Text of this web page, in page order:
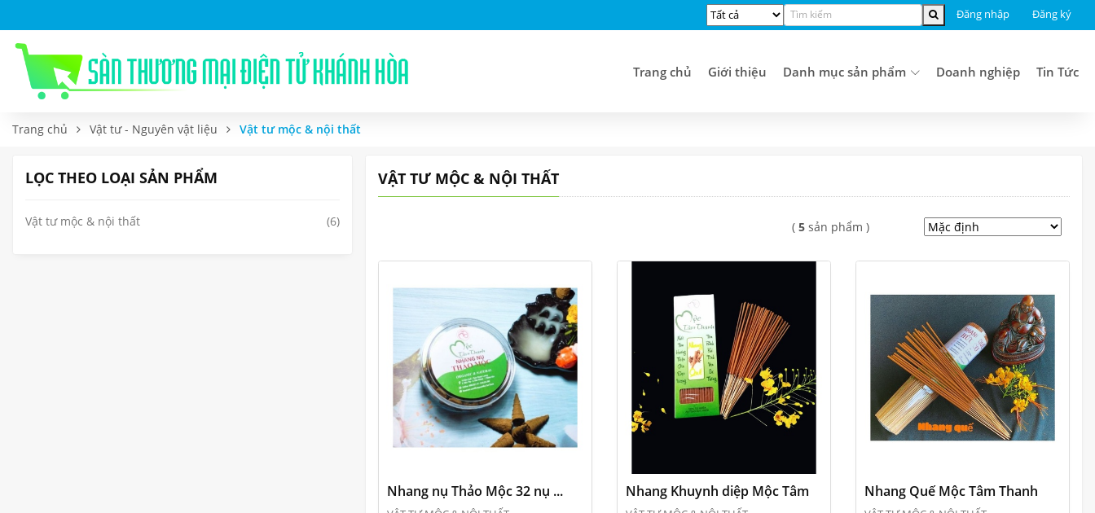
Đăng nhập Đăng ký
Trang chủ Giới thiệu Danh mục sản phẩm Doanh nghiệp Tin Tức
Trang chủ Vật tư - Nguyên vật liệu Vật tư mộc & nội thất
LỌC THEO LOẠI SẢN PHẨM
Vật tư mộc & nội thất (6)
VẬT TƯ MỘC & NỘI THẤT
(5 sản phẩm )
Nhang nụ Thảo Mộc 32 nụ ...
Nhang Khuynh diệp Mộc Tâm
Thanh
Nhang Quế Mộc Tâm Thanh